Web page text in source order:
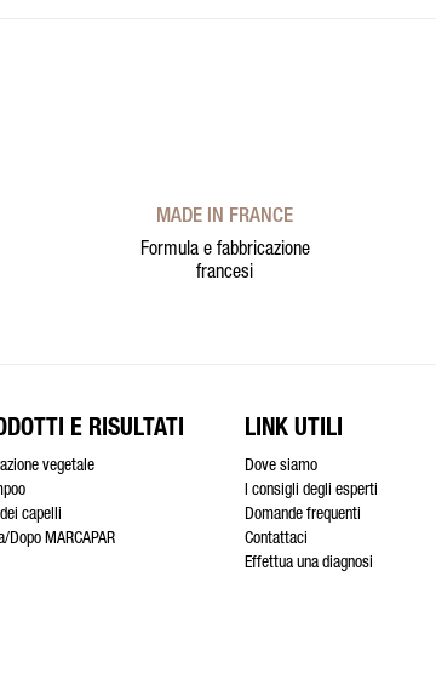
MADE IN FRANCE
Formula e fabbricazione
francesi
E RISULTATI
vegetale
capelli
Dopo MARCAPAR
LINK UTILI
Dove siamo
I consigli degli esperti
Domande frequenti
Contattaci
Effettua una diagnosi